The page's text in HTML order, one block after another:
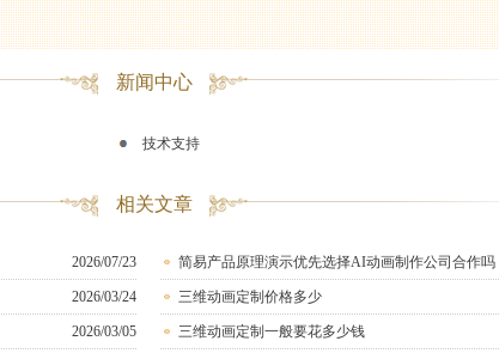
新闻中心
技术支持
相关文章
2026/07/23 简易产品原理演示优先选择AI动画制作公司合作吗
2026/03/24 三维动画定制价格多少
2026/03/05 三维动画定制一般要花多少钱